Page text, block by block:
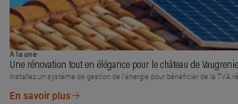
À la une
Une rénovation tout en élégance pour le château de
Installez un système de gestion de l’énergie pour bénéficier de la TVA
En savoir plus